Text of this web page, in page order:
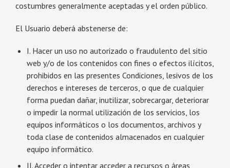
costumbres generalmente aceptadas y el orden público.
El Usuario deberá abstenerse de:
I. Hacer un uso no autorizado o fraudulento del sitio
web y/o de los contenidos con fines o efectos ilícitos,
prohibidos en las presentes Condiciones, lesivos de los
derechos e intereses de terceros, o que de cualquier
forma puedan dañar, inutilizar, sobrecargar, deteriorar
o impedir la normal utilización de los servicios, los
equipos informáticos o los documentos, archivos y
toda clase de contenidos almacenados en cualquier
equipo informático.
II. Acceder o intentar acceder a recursos o áreas